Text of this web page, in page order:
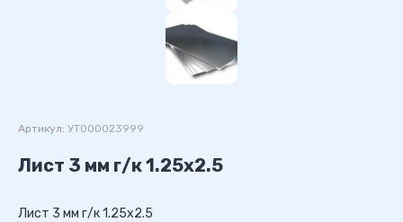
Артикул: УТ000023999
Лист 3 мм г/к 1.25х2.5
Лист 3 мм г/к 1.25х2.5